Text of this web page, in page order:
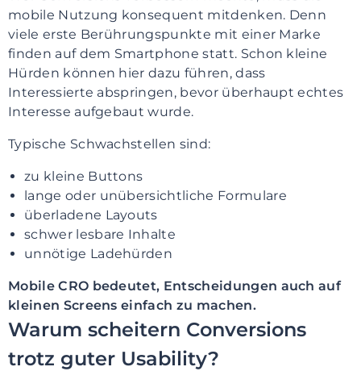
mobile Nutzung konsequent mitdenken. Denn
viele erste Berührungspunkte mit einer Marke
finden auf dem Smartphone statt. Schon kleine
Hürden können hier dazu führen, dass
Interessierte abspringen, bevor überhaupt echtes
Interesse aufgebaut wurde.
Typische Schwachstellen sind:
zu kleine Buttons
lange oder unübersichtliche Formulare
überladene Layouts
schwer lesbare Inhalte
unnötige Ladehürden
Mobile CRO bedeutet, Entscheidungen auch auf
kleinen Screens einfach zu machen.
Warum scheitern Conversions
trotz guter Usability?